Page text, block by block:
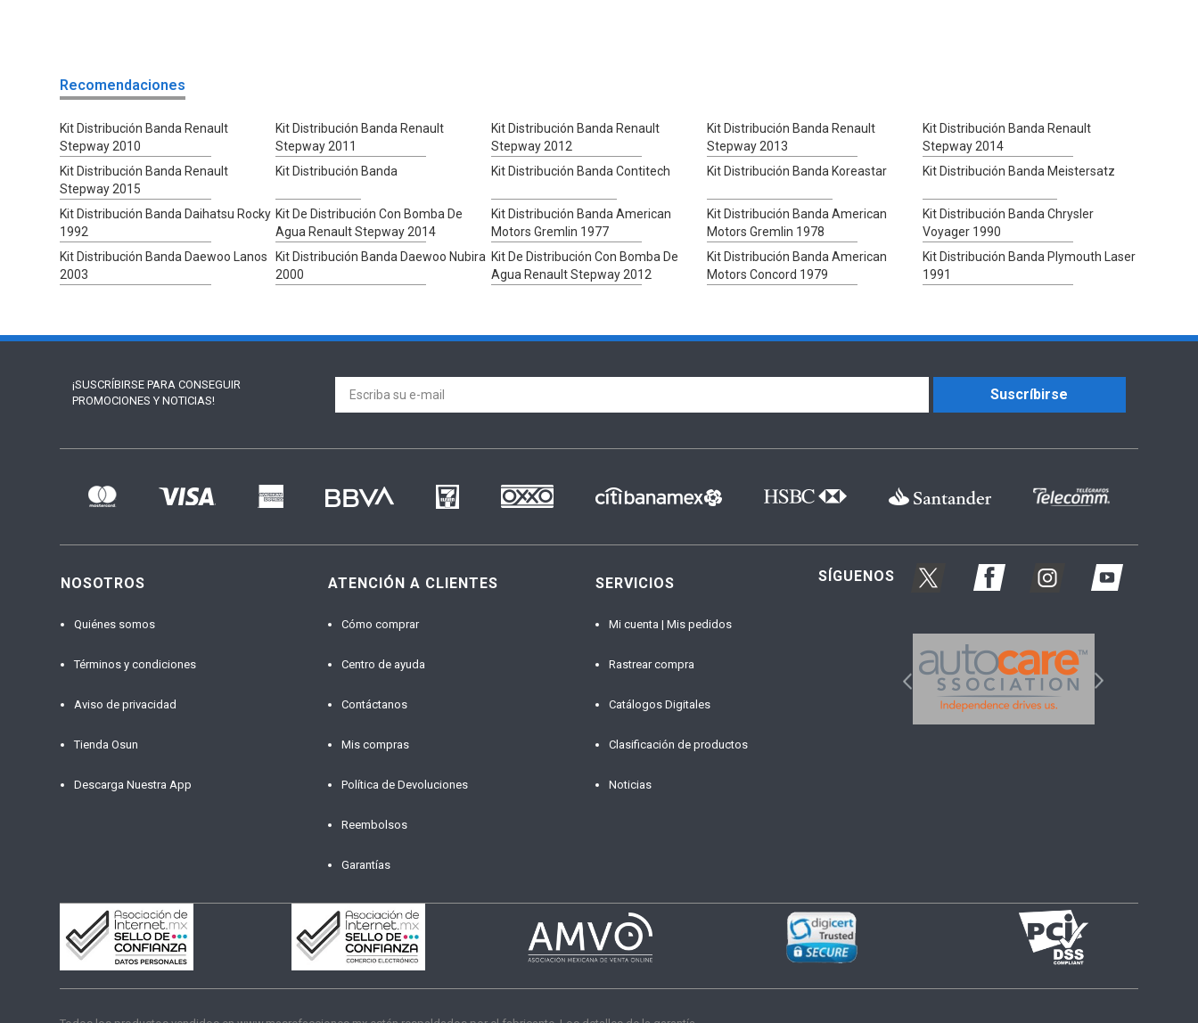
Recomendaciones
Kit Distribución Banda Renault
Stepway 2010
Kit Distribución Banda Renault
Stepway 2011
Kit Distribución Banda Renault
Stepway 2012
Kit Distribución Banda Renault
Stepway 2013
Kit Distribución Banda Renault
Stepway 2014
Kit Distribución Banda Renault
Stepway 2015
Kit Distribución Banda Kit Distribución Banda Contitech Kit Distribución Banda Koreastar Kit Distribución Banda Meistersatz
Kit Distribución Banda Daihatsu Rocky
1992
Kit De Distribución Con Bomba De
Agua Renault Stepway 2014
Kit Distribución Banda American
Motors Gremlin 1977
Kit Distribución Banda American
Motors Gremlin 1978
Kit Distribución Banda Chrysler
Voyager 1990
Kit Distribución Banda Daewoo Lanos
2003
Kit Distribución Banda Daewoo Nubira
2000
Kit De Distribución Con Bomba De
Agua Renault Stepway 2012
Kit Distribución Banda American
Motors Concord 1979
Kit Distribución Banda Plymouth Laser
1991
¡SUSCRÍBIRSE PARA CONSEGUIR
PROMOCIONES Y NOTICIAS!
Suscríbirse
NOSOTROS
Quiénes somos
Términos y condiciones
Aviso de privacidad
Tienda Osun
Descarga Nuestra App
ATENCIÓN A CLIENTES
Cómo comprar
Centro de ayuda
Contáctanos
Mis compras
Política de Devoluciones
Reembolsos
Garantías
SERVICIOS
Mi cuenta | Mis pedidos
Rastrear compra
Catálogos Digitales
Clasificación de productos
Noticias
SÍGUENOS